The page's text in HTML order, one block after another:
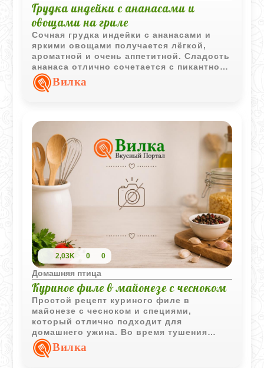
Грудка индейки с ананасами и
овощами на гриле
Сочная грудка индейки с ананасами и
яркими овощами получается лёгкой,
ароматной и очень аппетитной. Сладость
ананаса отлично сочетается с пикантной
горчицей и ароматом специй, а овощи на
гриле делают блюдо особенно
Вилка
2,03K 0 0
Домашняя птица
Куриное филе в майонезе с чесноком
Простой рецепт куриного филе в
майонезе с чесноком и специями,
который отлично подходит для
домашнего ужина. Во время тушения
курица получается мягкой, сочной и
насыщенной ароматами карри и чеснока.
Вилка